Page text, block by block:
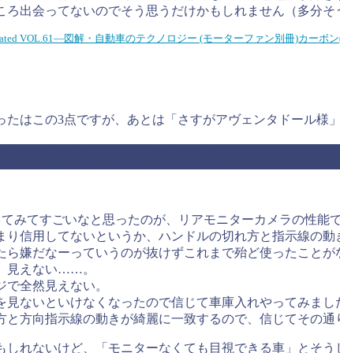
ろ出会ってないのでそう思うだけかもしれません（多分そ
VOL.61―図解・自動車のテクノロジー (モーターファン別冊)カーボン
はこの3点ですが、あとは「さすがアヴェンタドール様
みてすごいなと思ったのが、リアモニターカメラの性能で
り信用してないというか、ハンドルの切れ方と指示線の
ら嫌だなーっていうのが抜けずこれまで殆ど使ったことが
見えない……。
全然見えない。
見ないといけなくなったので信じて車庫入れやってみまし
方向指示線の動きが綺麗に一致するので、信じてその通
しれないけど、「モニターなくても目視できる車」とそう